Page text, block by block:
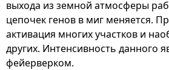
выхода из земной атмосферы
цепочек генов в миг меняется.
активация многих участков и
других. Интенсивность данного
фейерверком.